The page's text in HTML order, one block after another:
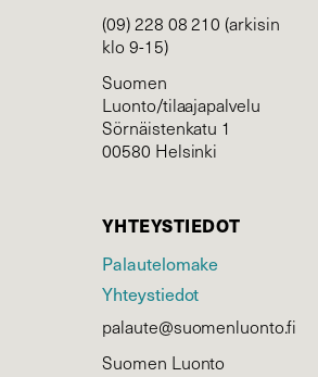
(09) 228 08 210 (arkisin
klo 9-15)
Suomen
Luonto/tilaajapalvelu
Sörnäistenkatu 1
00580 Helsinki
YHTEYSTIEDOT
Palautelomake
Yhteystiedot
palaute@suomenluonto.fi
Suomen Luonto